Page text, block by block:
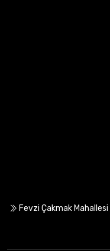
Fevzi Çakmak